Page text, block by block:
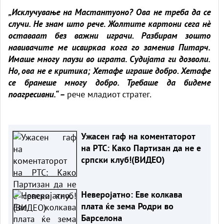
„Исклучување на Мастантуоно? Ова не треба да се
случи. Не знам што рече. Жолтите картони сега нè
оставаат без важни играчи. Разбирам зошто
навивачите ме исвиркаа кога го заменив Питарч.
Имаше многу паузи во играта. Судијата ги дозволи.
Но, ова не е критика; Хетафе играше добро. Хетафе
се бранеше многу добро. Требаше да бидеме
поагресивни.“ – рече младиот стратег.
Ужасен гаф на коментаторот
на РТС: Како Партизан да не е
српски клуб!(ВИДЕО)
Неверојатно: Еве колкава
плата ќе зема Родри во
Барселона